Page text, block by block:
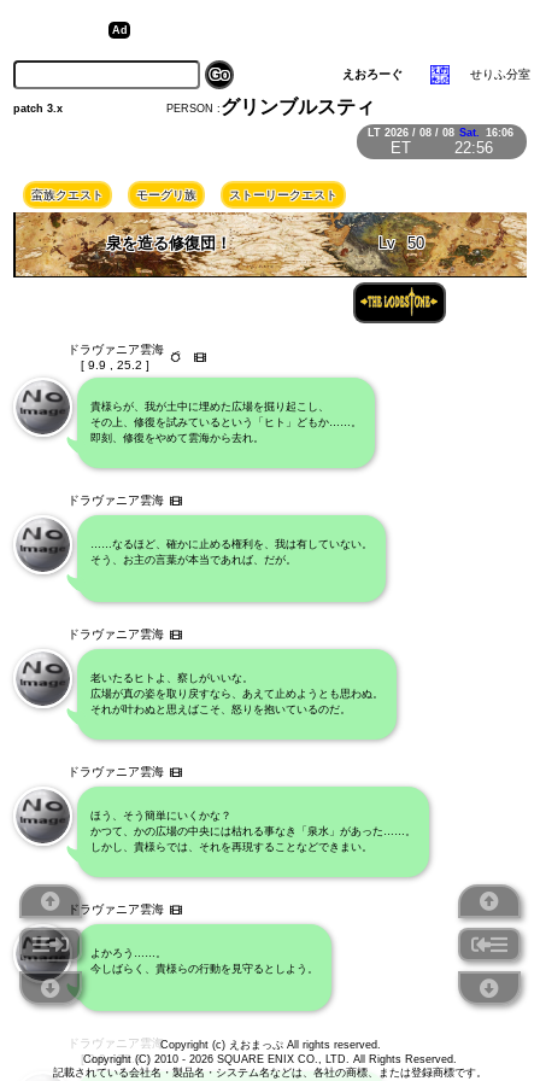
Copyright (c) えおまっぷ All rights reserved.
Copyright (C) 2010 - 2026 SQUARE ENIX CO., LTD. All Rights Reserved.
記載されている会社名・製品名・システム名などは、各社の商標、または登録商標です。
LT 2026 / 08 / 08 Sat. 16:06
ET 22:56
えおろーぐ せりふ分室
PERSON : グリンブルスティ
patch 3.x
蛮族クエスト モーグリ族 ストーリークエスト
泉を造る修復団！ Lv 50
ドラヴァニア雲海
[ 9.9 , 25.2 ]
貴様らが、我が土中に埋めた広場を掘り起こし、
その上、修復を試みているという「ヒト」どもか……。
即刻、修復をやめて雲海から去れ。
ドラヴァニア雲海
……なるほど、確かに止める権利を、我は有していない。
そう、お主の言葉が本当であれば、だが。
ドラヴァニア雲海
老いたるヒトよ、察しがいいな。
広場が真の姿を取り戻すなら、あえて止めようとも思わぬ。
それが叶わぬと思えばこそ、怒りを抱いているのだ。
ドラヴァニア雲海
ほう、そう簡単にいくかな？
かつて、かの広場の中央には枯れる事なき「泉水」があった……。
しかし、貴様らでは、それを再現することなどできまい。
ドラヴァニア雲海
よかろう……。
今しばらく、貴様らの行動を見守るとしよう。
ドラヴァニア雲海
[ 9.9 , 25.2 ]